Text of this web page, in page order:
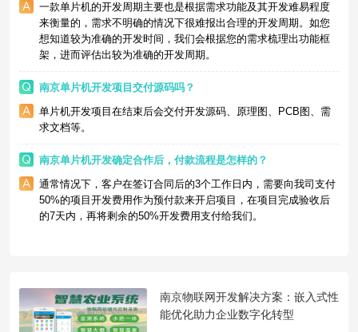
一款单片机的开发周期主要也是根据需求功能及其开发难易程度
来衡量的，需求不明确的情况下很难报出合理的开发周期。如您
想知道较为准确的开发时间，我们会根据您的需求梳理出功能框
架，进而评估出较为准确的开发周期。
南京单片机开发项目交付源码吗？
单片机开发项目在结束后会交付开发源码、原理图、PCB图、需
求文档等。
南京单片机开发确定合作后，付款流程是怎样的？
通常情况下，客户在签订合同后的3个工作日内，需要向我司支付
50%的项目开发费用作为预付款来开启项目，在项目完成验收后
的7天内，再将剩余的50%开发费用支付给我们。
南京物联网开发解决方案：嵌入式性
能优化助力企业数字化转型